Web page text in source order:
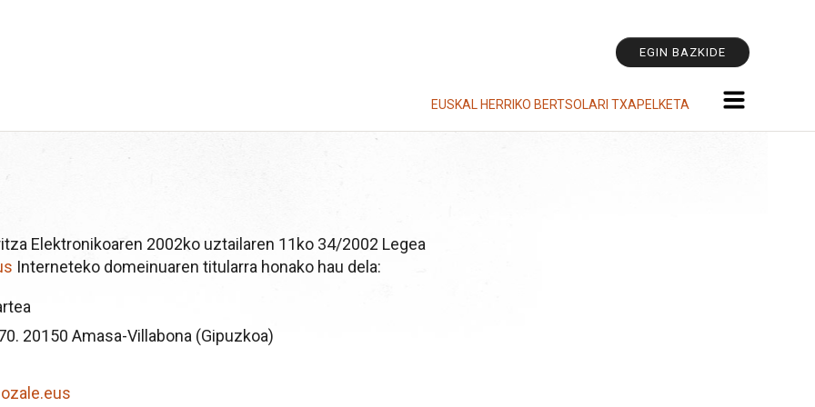
EGIN BAZKIDE
EUSKAL HERRIKO BERTSOLARI TXAPELKETA
Elektronikoaren 2002ko uztailaren 11ko 34/2002 Legea
Interneteko domeinuaren titularra honako hau dela:
20150 Amasa-Villabona (Gipuzkoa)